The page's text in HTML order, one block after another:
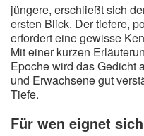
jüngere, erschließt sich
ersten Blick. Der tiefere,
erfordert eine gewisse
Mit einer kurzen
Epoche wird das Gedicht
und Erwachsene gut
Tiefe.
Für wen eignet